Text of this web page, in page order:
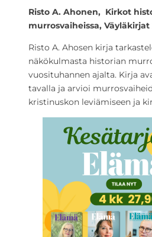
Risto A. Ahonen, Kirkot
murrosvaiheissa, Väyläkirjat
Risto A. Ahosen kirja
näkökulmasta historian
vuosituhannen ajalta. Kirja
tavalla ja arvioi
kristinuskon leviämiseen ja